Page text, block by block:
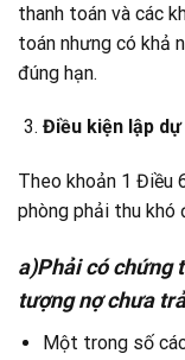
thanh toán và các
toán nhưng có khả
đúng hạn.
Điều kiện lập
Theo khoản 1
phòng phải thu khó
a)Phải có chứng
tượng nợ chưa trả
Một trong số